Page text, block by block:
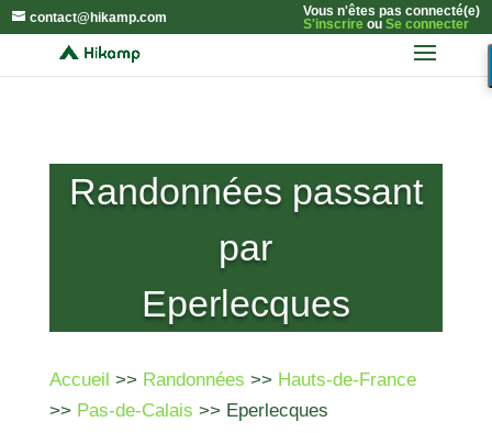
contact@hikamp.com
Vous n'êtes pas connecté(e)
S'inscrireou Se connecter
Randonnées passant
par
Eperlecques
Accueil >> Randonnées >> Hauts-de-France
>> Pas-de-Calais >> Eperlecques